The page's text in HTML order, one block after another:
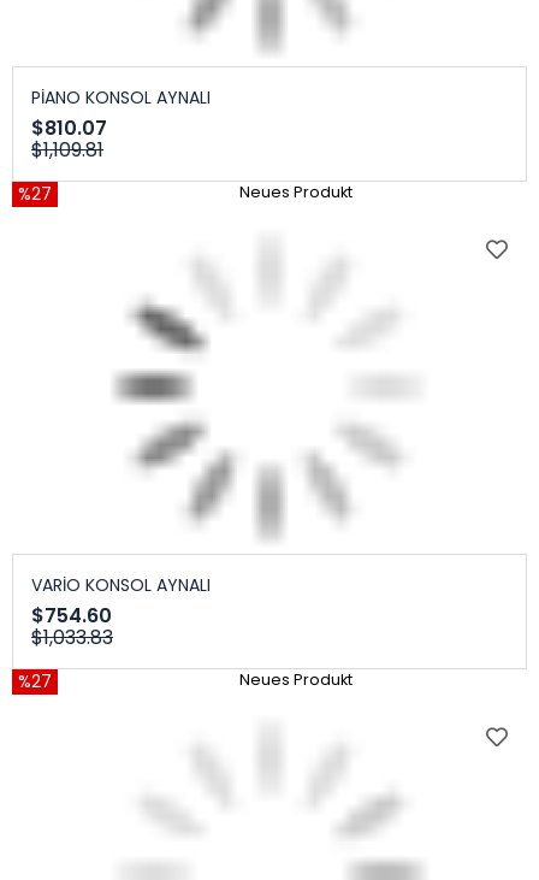
PİANO KONSOL AYNALI
$810.07
$1,109.81
%27 Neues Produkt
VARİO KONSOL AYNALI
$754.60
$1,033.83
%27 Neues Produkt